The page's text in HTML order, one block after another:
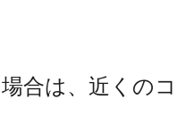
合は、近くのコ